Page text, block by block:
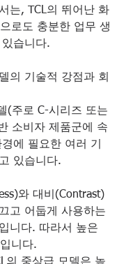
는, TCL의 뛰어난 화
로도 충분한 업무 생
습니다.
의 기술적 강점과 회
(주로 C-시리즈 또는
소비자 제품군에 속
에 필요한 여러 기
있습니다.
와 대비(Contrast)
고 어둡게 사용하는
니다. 따라서 높은
니다.